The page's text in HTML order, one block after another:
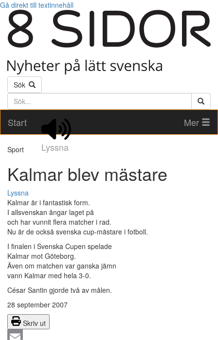
Gå direkt till textinnehåll
Sök
Söktext
Start
Lyssna
Mer
Sport
Kalmar blev mästare
Lyssna
Kalmar är i fantastisk form.
I allsvenskan ångar laget på
och har vunnit flera matcher i rad.
Nu är de också svenska cup-mästare i fotboll.
I finalen i Svenska Cupen spelade
Kalmar mot Göteborg.
Även om matchen var ganska jämn
vann Kalmar med hela 3-0.
César Santin gjorde två av målen.
28 september 2007
Skriv ut